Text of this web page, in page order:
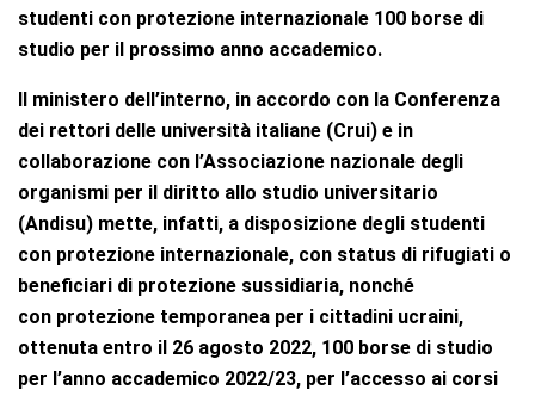
studenti con protezione internazionale 100 borse di
studio per il prossimo anno accademico.
Il ministero dell’interno, in accordo con la Conferenza
dei rettori delle università italiane (Crui) e in
collaborazione con l’Associazione nazionale degli
organismi per il diritto allo studio universitario
(Andisu) mette, infatti, a disposizione degli studenti
con protezione internazionale, con status di rifugiati o
beneficiari di protezione sussidiaria, nonché
con protezione temporanea per i cittadini ucraini,
ottenuta entro il 26 agosto 2022, 100 borse di studio
per l’anno accademico 2022/23, per l’accesso ai corsi